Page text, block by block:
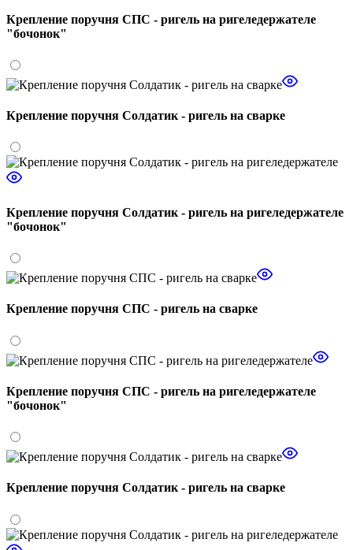
Крепление поручня СПС - ригель на ригеледержателе
"бочонок"
Крепление поручня Солдатик - ригель на сварке
Крепление поручня Солдатик - ригель на ригеледержателе
"бочонок"
Крепление поручня СПС - ригель на сварке
Крепление поручня СПС - ригель на ригеледержателе
"бочонок"
Крепление поручня Солдатик - ригель на сварке